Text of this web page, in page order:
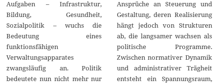
Aufgaben – Infrastruktur,
Bildung, Gesundheit,
Sozialpolitik – wuchs die
Bedeutung eines
funktionsfähigen
Verwaltungsapparates
zwangsläufig an. Politik
bedeutete nun nicht mehr nur
Ansprüche an Steuerung und
Gestaltung, deren Realisierung
hängt jedoch von Strukturen
ab, die langsamer wachsen als
politische Programme.
Zwischen normativer Dynamik
und administrativer Trägheit
entsteht ein Spannungsraum,